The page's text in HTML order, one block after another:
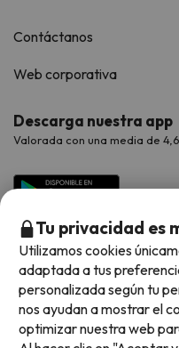
Contáctanos
Web corporativa
Descarga nuestra app
Valorada con una media de
Métodos de pago
Tu privacidad es
Utilizamos cookies
adaptada a tus
personalizada según tu
nos ayudan a mostrar el
optimizar nuestra web